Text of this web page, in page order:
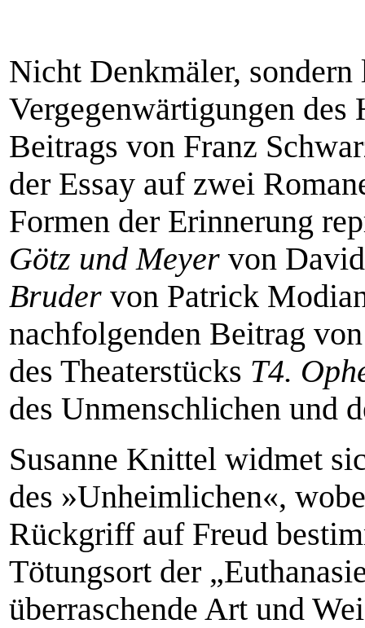
Nicht Denkmäler, sondern
Vergegenwärtigungen des
Beitrags von Franz
der Essay auf zwei
Formen der Erinnerung
Götz und Meyer von
Bruder von Patrick
nachfolgenden Beitrag
des Theaterstücks T4.
des Unmenschlichen und
Susanne Knittel widmet
des »Unheimlichen«,
Rückgriff auf Freud
Tötungsort der
überraschende Art und